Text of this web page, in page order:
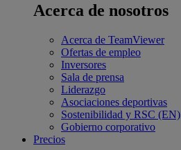
Acerca de nosotros
Acerca de TeamViewer
Ofertas de empleo
Inversores
Sala de prensa
Liderazgo
Asociaciones deportivas
Sostenibilidad y RSC (EN)
Gobierno corporativo
Precios